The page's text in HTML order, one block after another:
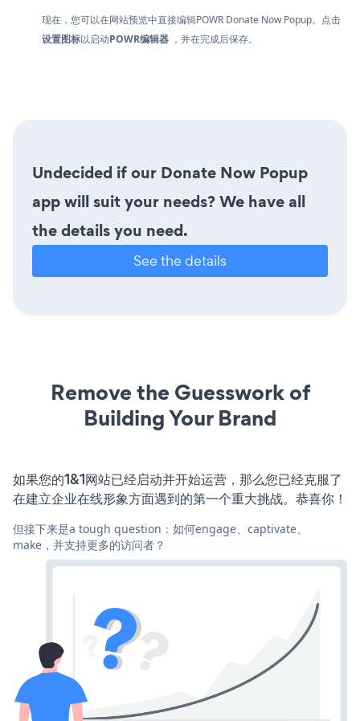
现在，您可以在网站预览中直接编辑POWR Donate Now Popup。点击
设置图标以启动POWR编辑器 ，并在完成后保存。
Undecided if our Donate Now Popup
app will suit your needs? We have all
the details you need.
See the details
Remove the Guesswork of
Building Your Brand
如果您的1&1网站已经启动并开始运营，那么您已经克服了
在建立企业在线形象方面遇到的第一个重大挑战。恭喜你！
但接下来是a tough question：如何engage、captivate、
make，并支持更多的访问者？